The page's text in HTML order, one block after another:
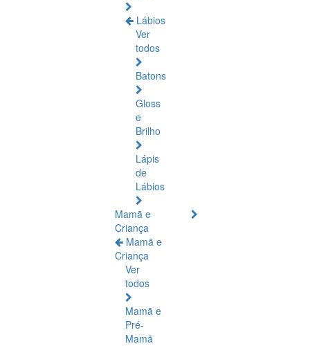
Lábios
Ver
todos
Batons
Gloss
e
Brilho
Lápis
de
Lábios
Mamã e
Criança
Mamã e
Criança
Ver
todos
Mamã e
Pré-
Mamã